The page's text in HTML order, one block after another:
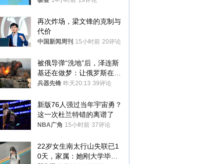
再次炸场，梁文锋的克制与
代价
中国新闻周刊 15小时前 20评论
被俄导弹“洗地”后，泽连斯
基还在做梦：让俄罗斯在冬
季前求和？
兵器先锋 昨天20:13 39评论
新版76人强过当年宇宙勇？
这一次杜兰特错的离谱了
NBA广角 15小时前 37评论
22岁女生南太行山失联已1
0天，家属：她刚大学毕业